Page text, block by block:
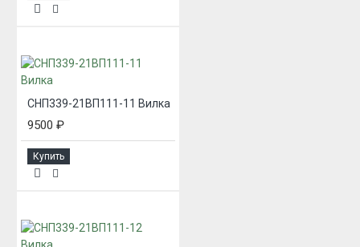
СНП339-21ВП111-11 Вилка
9500 ₽
Купить